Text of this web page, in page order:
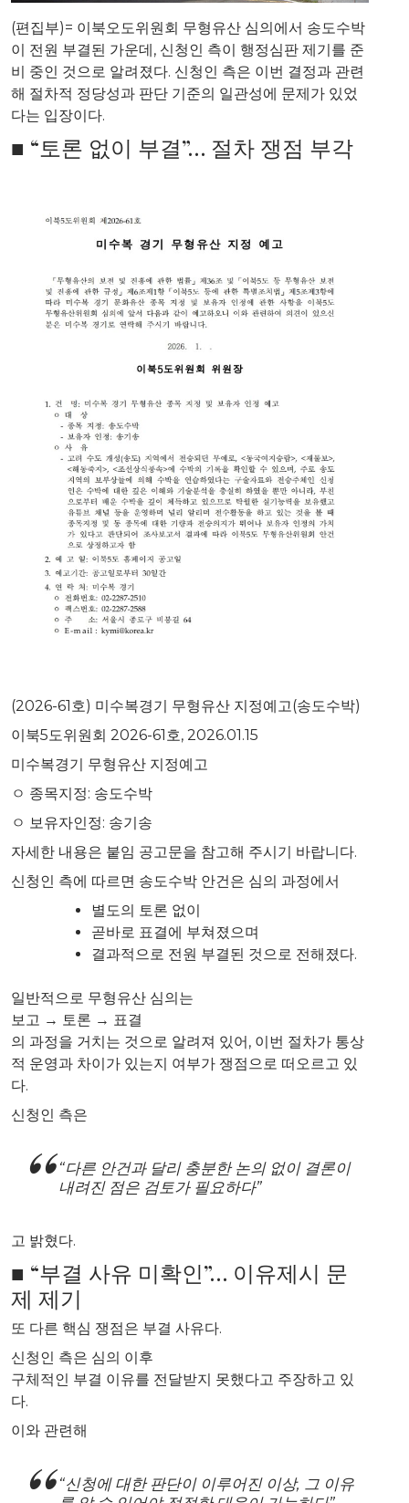
(편집부)= 이북오도위원회 무형유산 심의에서 송도수박
이 전원 부결된 가운데, 신청인 측이 행정심판 제기를 준
비 중인 것으로 알려졌다. 신청인 측은 이번 결정과 관련
해 절차적 정당성과 판단 기준의 일관성에 문제가 있었
다는 입장이다.
■ “토론 없이 부결”… 절차 쟁점 부각
(2026-61호) 미수복경기 무형유산 지정예고(송도수박)
이북5도위원회 2026-61호, 2026.01.15
미수복경기 무형유산 지정예고
ㅇ 종목지정: 송도수박
ㅇ 보유자인정: 송기송
자세한 내용은 붙임 공고문을 참고해 주시기 바랍니다.
신청인 측에 따르면 송도수박 안건은 심의 과정에서
별도의 토론 없이
곧바로 표결에 부쳐졌으며
결과적으로 전원 부결된 것으로 전해졌다.
일반적으로 무형유산 심의는
보고 → 토론 → 표결
의 과정을 거치는 것으로 알려져 있어, 이번 절차가 통상
적 운영과 차이가 있는지 여부가 쟁점으로 떠오르고 있
다.
신청인 측은
“다른 안건과 달리 충분한 논의 없이 결론이
내려진 점은 검토가 필요하다”
고 밝혔다.
■ “부결 사유 미확인”… 이유제시 문
제 제기
또 다른 핵심 쟁점은 부결 사유다.
신청인 측은 심의 이후
구체적인 부결 이유를 전달받지 못했다고 주장하고 있
다.
이와 관련해
“신청에 대한 판단이 이루어진 이상, 그 이유